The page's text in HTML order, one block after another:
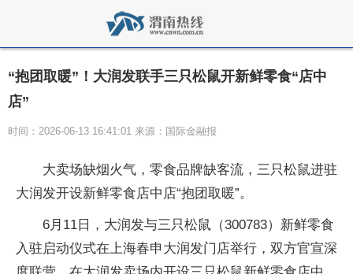
“抱团取暖”！大润发联手三只松鼠开新鲜零食“店中
店”
时间：2026-06-13 16:41:01 来源：国际金融报
大卖场缺烟火气，零食品牌缺客流，三只松鼠进驻
大润发开设新鲜零食店中店“抱团取暖”。
6月11日，大润发与三只松鼠（300783）新鲜零食
入驻启动仪式在上海春申大润发门店举行，双方官宣深